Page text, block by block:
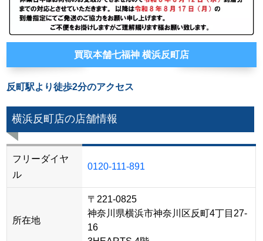
買取本舗七福神 横浜反町店
反町駅より徒歩2分のアクセス
横浜反町店の店舗情報
フリーダイヤ
ル
0120-111-891
所在地
〒221-0825
神奈川県横浜市神奈川区反町4丁目27-
16